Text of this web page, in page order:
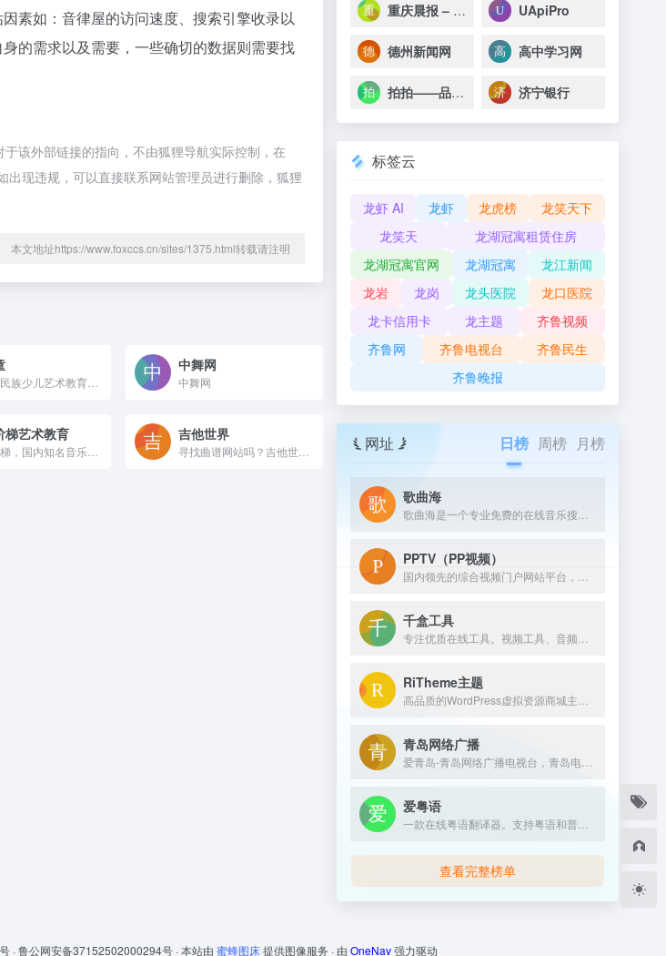
素如：音律屋的访问速度、搜索引擎收录以
的需求以及需要，一些确切的数据则需要找
该外部链接的指向，不由狐狸导航实际控制，在
现违规，可以直接联系网站管理员进行删除，狐狸
本文地址https://www.foxccs.cn/sites/1375.html转载请注明
东方童民族少儿艺术教育加盟官网,专注3-16岁儿童艺术培训加盟,全国已有28个省300余家分校,提供琴棋书画韵民族艺术教育培训机构、教育项目品牌加盟服务,东方童总部全程扶持加盟让你无忧创业。
中舞网
中舞网
梯艺术教育
中音阶梯，国内知名音乐艺考培训教育品牌，专注于音乐艺考培训，开设声乐，西洋器乐，民族器乐，音乐理论，音乐创作等音乐艺考培训课，中音阶梯音乐艺考培训学校量身制定“VIP计划”，让你离音乐高校更近一步！
吉他世界
重庆晨报 – 上游新闻 UApiPro
德州新闻网 高中学习网
拍拍——品质二手交易平台 济宁银行
标签云
龙虾 AI 龙虾 龙虎榜
龙笑天下
龙笑天
龙湖冠寓租赁住房
龙湖冠寓官网
龙湖冠寓
龙江新闻
龙岩
龙岗 龙头医院
龙口医院
龙卡信用卡
龙主题
齐鲁视频
齐鲁网
齐鲁电视台
齐鲁民生
齐鲁晚报
网址 日榜 周榜 月榜
歌曲海
PPTV（PP视频）
千盒工具
RiTheme主题
青岛网络广播
爱粤语
查看完整榜单
·鲁公网安备37152502000294号 ·本站由 蜜蜂图床提供图像服务 · 由 OneNav强力驱动